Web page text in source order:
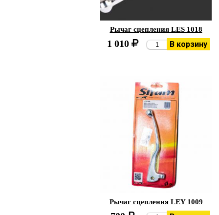
Рычаг сцепления LES 1018
1 010 В корзину
Рычаг сцепления LEY 1009